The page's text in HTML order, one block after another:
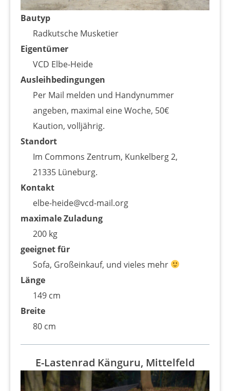
Bautyp
Radkutsche Musketier
Eigentümer
VCD Elbe-Heide
Ausleihbedingungen
Per Mail melden und Handynummer
angeben, maximal eine Woche, 50€
Kaution, volljährig.
Standort
Im Commons Zentrum, Kunkelberg 2,
21335 Lüneburg.
Kontakt
elbe-heide@vcd-mail.org
maximale Zuladung
200 kg
geeignet für
Sofa, Großeinkauf, und vieles mehr
Länge
149 cm
Breite
80 cm
E-Lastenrad Känguru, Mittelfeld